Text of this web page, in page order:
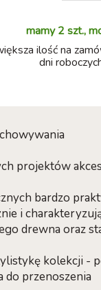
mamy 2 szt.,
ilość na
dni
projektów
bardzo
i
drewna oraz
kolekcji -
do przenoszenia